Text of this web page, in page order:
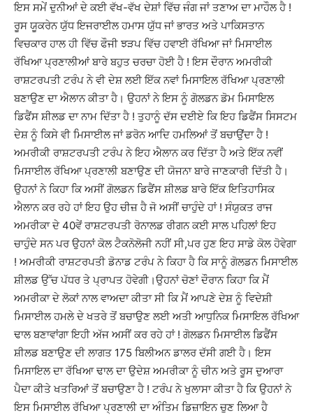
ਇਸ ਸਮੇਂ ਦੁਨੀਆਂ ਦੇ ਕਈ ਵੱਖ-ਵੱਖ ਦੇਸ਼ਾਂ ਵਿੱਚ ਜੰਗ ਜਾਂ ਤਣਾਅ ਦਾ ਮਾਹੌਲ ਹੈ !
ਰੂਸ ਯੂਕਰੇਨ ਯੁੱਧ ਇਜਰਾਈਲ ਹਮਾਸ ਯੁੱਧ ਜਾਂ ਭਾਰਤ ਅਤੇ ਪਾਕਿਸਤਾਨ
ਵਿਚਕਾਰ ਹਾਲ ਹੀ ਵਿੱਚ ਫੌਜੀ ਝੜਪ ਵਿੱਚ ਹਵਾਈ ਰੱਖਿਆ ਜਾਂ ਮਿਸਾਈਲ
ਰੱਖਿਆ ਪ੍ਰਣਾਲੀਆਂ ਬਾਰੇ ਬਹੁਤ ਚਰਚਾ ਹੋਈ ਹੈ ! ਇਸ ਦੌਰਾਨ ਅਮਰੀਕੀ
ਰਾਸ਼ਟਰਪਤੀ ਟਰੰਪ ਨੇ ਵੀ ਦੇਸ਼ ਲਈ ਇੱਕ ਨਵਾਂ ਮਿਸਾਇਲ ਰੱਖਿਆ ਪ੍ਰਣਾਲੀ
ਬਣਾਉਣ ਦਾ ਐਲਾਨ ਕੀਤਾ ਹੈ। ਉਹਨਾਂ ਨੇ ਇਸ ਨੂੰ ਗੋਲਡਨ ਡੋਮ ਮਿਸਾਇਲ
ਡਿਫੈਂਸ ਸ਼ੀਲਡ ਦਾ ਨਾਮ ਦਿੱਤਾ ਹੈ ! ਤੁਹਾਨੂੰ ਦੱਸ ਦਈਏ ਕਿ ਇਹ ਡਿਫੈਂਸ ਸਿਸਟਮ
ਦੇਸ਼ ਨੂੰ ਕਿਸੇ ਵੀ ਮਿਸਾਈਲ ਜਾਂ ਡਰੋਨ ਆਦਿ ਹਮਲਿਆਂ ਤੋਂ ਬਚਾਉਂਦਾ ਹੈ !
ਅਮਰੀਕੀ ਰਾਸ਼ਟਰਪਤੀ ਟਰੰਪ ਨੇ ਇਹ ਐਲਾਨ ਕਰ ਦਿੱਤਾ ਹੈ ਅਤੇ ਇੱਕ ਨਵੀਂ
ਮਿਸਾਈਲ ਰੱਖਿਆ ਪ੍ਰਣਾਲੀ ਬਣਾਉਣ ਦੀ ਯੋਜਨਾ ਬਾਰੇ ਜਾਣਕਾਰੀ ਦਿੱਤੀ ਹੈ।
ਉਹਨਾਂ ਨੇ ਕਿਹਾ ਕਿ ਅਸੀਂ ਗੋਲਡਨ ਡਿਫੈਂਸ ਸ਼ੀਲਡ ਬਾਰੇ ਇੱਕ ਇਤਿਹਾਸਿਕ
ਐਲਾਨ ਕਰ ਰਹੇ ਹਾਂ ਇਹ ਉਹ ਚੀਜ਼ ਹੈ ਜੋ ਅਸੀਂ ਚਾਹੁੰਦੇ ਹਾਂ ! ਸੰਯੁਕਤ ਰਾਜ
ਅਮਰੀਕਾ ਦੇ 40ਵੇਂ ਰਾਸ਼ਟਰਪਤੀ ਰੋਨਾਲਡ ਰੀਗਨ ਕਈ ਸਾਲ ਪਹਿਲਾਂ ਇਹ
ਚਾਹੁੰਦੇ ਸਨ ਪਰ ਉਹਨਾਂ ਕੋਲ ਟੈਕਨੋਲੋਜੀ ਨਹੀਂ ਸੀ,ਪਰ ਹੁਣ ਇਹ ਸਾਡੇ ਕੋਲ ਹੋਵੇਗਾ
! ਅਮਰੀਕੀ ਰਾਸ਼ਟਰਪਤੀ ਡੋਨਾਡ ਟਰੰਪ ਨੇ ਕਿਹਾ ਹੈ ਕਿ ਸਾਨੂੰ ਗੋਲਡਨ ਮਿਸਾਈਲ
ਸ਼ੀਲਡ ਉੱਚ ਪੱਧਰ ਤੇ ਪ੍ਰਾਪਤ ਹੋਵੇਗੀ।ਉਹਨਾਂ ਚੋਣਾਂ ਦੌਰਾਨ ਕਿਹਾ ਕਿ ਮੈਂ
ਅਮਰੀਕਾ ਦੇ ਲੋਕਾਂ ਨਾਲ ਵਾਅਦਾ ਕੀਤਾ ਸੀ ਕਿ ਮੈਂ ਆਪਣੇ ਦੇਸ਼ ਨੂੰ ਵਿਦੇਸ਼ੀ
ਮਿਸਾਈਲ ਹਮਲੇ ਦੇ ਖਤਰੇ ਤੋਂ ਬਚਾਉਣ ਲਈ ਅਤੀ ਆਧੁਨਿਕ ਮਿਸਾਇਲ ਰੱਖਿਆ
ਢਾਲ ਬਣਾਵਾਂਗਾ ਇਹੀ ਅੱਜ ਅਸੀਂ ਕਰ ਰਹੇ ਹਾਂ ! ਗੋਲਡਨ ਮਿਸਾਈਲ ਡਿਫੈਂਸ
ਸ਼ੀਲਡ ਬਣਾਉਣ ਦੀ ਲਾਗਤ 175 ਬਿਲੀਅਨ ਡਾਲਰ ਦੱਸੀ ਗਈ ਹੈ। ਇਸ
ਮਿਸਾਇਲ ਦਾ ਰੱਖਿਆ ਢਾਲ ਦਾ ਉਦੇਸ਼ ਅਮਰੀਕਾ ਨੂੰ ਚੀਨ ਅਤੇ ਰੂਸ ਦੁਆਰਾ
ਪੈਦਾ ਕੀਤੇ ਖਤਰਿਆਂ ਤੋਂ ਬਚਾਉਣਾ ਹੈ ! ਟਰੰਪ ਨੇ ਖੁਲਾਸਾ ਕੀਤਾ ਹੈ ਕਿ ਉਹਨਾਂ ਨੇ
ਇਸ ਮਿਸਾਈਲ ਰੱਖਿਆ ਪ੍ਰਣਾਲੀ ਦਾ ਅੰਤਿਮ ਡਿਜ਼ਾਇਨ ਚੁਣ ਲਿਆ ਹੈ